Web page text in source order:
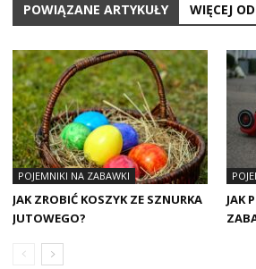
POWIĄZANE ARTYKUŁY WIĘCEJ
POJEMNIKI NA ZABAWKI
JAK ZROBIĆ KOSZYK ZE SZNURKA
JUTOWEGO?
JAK